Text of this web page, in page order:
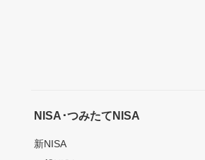
NISA･つみたてNISA
新NISA